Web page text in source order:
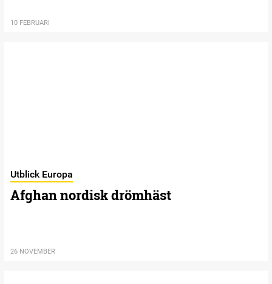
10 FEBRUARI
Utblick Europa
Afghan nordisk drömhäst
26 NOVEMBER